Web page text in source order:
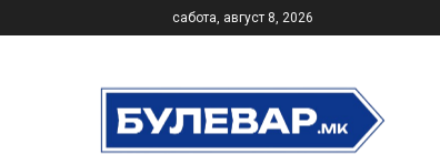
сабота, август 8, 2026